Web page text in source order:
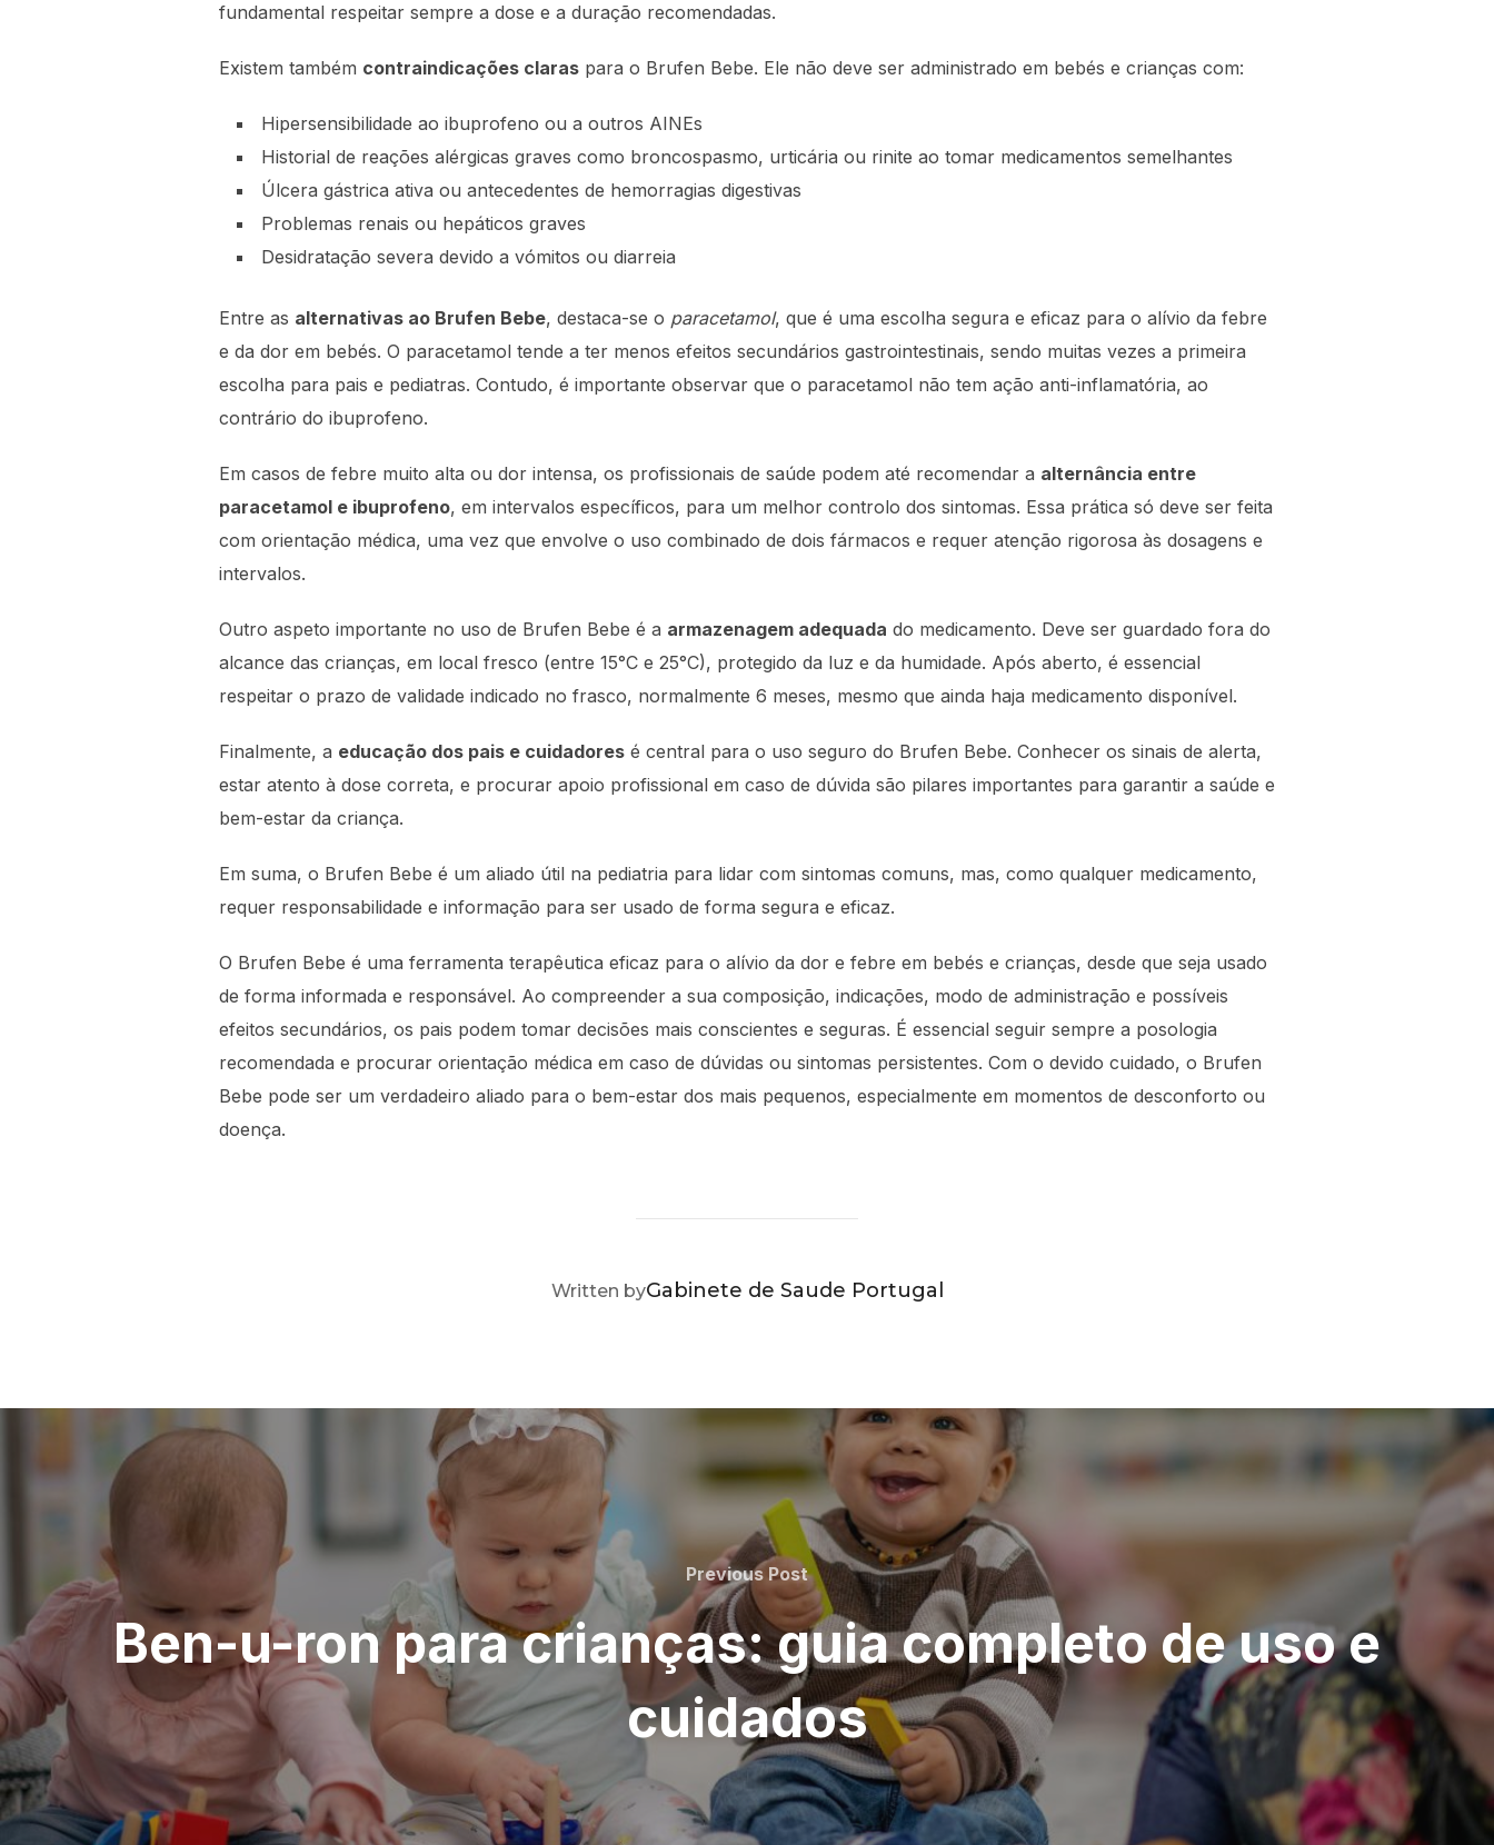
fundamental respeitar sempre a dose e a duração recomendadas.
Existem também contraindicações claras para o Brufen Bebe. Ele não deve ser administrado em bebés e crianças com:
Hipersensibilidade ao ibuprofeno ou a outros AINEs
Historial de reações alérgicas graves como broncospasmo, urticária ou rinite ao tomar medicamentos semelhantes
Úlcera gástrica ativa ou antecedentes de hemorragias digestivas
Problemas renais ou hepáticos graves
Desidratação severa devido a vómitos ou diarreia
Entre as alternativas ao Brufen Bebe, destaca-se o paracetamol, que é uma escolha segura e eficaz para o alívio da febre
e da dor em bebés. O paracetamol tende a ter menos efeitos secundários gastrointestinais, sendo muitas vezes a primeira
escolha para pais e pediatras. Contudo, é importante observar que o paracetamol não tem ação anti-inflamatória, ao
contrário do ibuprofeno.
Em casos de febre muito alta ou dor intensa, os profissionais de saúde podem até recomendar a alternância entre
paracetamol e ibuprofeno, em intervalos específicos, para um melhor controlo dos sintomas. Essa prática só deve ser feita
com orientação médica, uma vez que envolve o uso combinado de dois fármacos e requer atenção rigorosa às dosagens e
intervalos.
Outro aspeto importante no uso de Brufen Bebe é a armazenagem adequada do medicamento. Deve ser guardado fora do
alcance das crianças, em local fresco (entre 15°C e 25°C), protegido da luz e da humidade. Após aberto, é essencial
respeitar o prazo de validade indicado no frasco, normalmente 6 meses, mesmo que ainda haja medicamento disponível.
Finalmente, a educação dos pais e cuidadores é central para o uso seguro do Brufen Bebe. Conhecer os sinais de alerta,
estar atento à dose correta, e procurar apoio profissional em caso de dúvida são pilares importantes para garantir a saúde e
bem-estar da criança.
Em suma, o Brufen Bebe é um aliado útil na pediatria para lidar com sintomas comuns, mas, como qualquer medicamento,
requer responsabilidade e informação para ser usado de forma segura e eficaz.
O Brufen Bebe é uma ferramenta terapêutica eficaz para o alívio da dor e febre em bebés e crianças, desde que seja usado
de forma informada e responsável. Ao compreender a sua composição, indicações, modo de administração e possíveis
efeitos secundários, os pais podem tomar decisões mais conscientes e seguras. É essencial seguir sempre a posologia
recomendada e procurar orientação médica em caso de dúvidas ou sintomas persistentes. Com o devido cuidado, o Brufen
Bebe pode ser um verdadeiro aliado para o bem-estar dos mais pequenos, especialmente em momentos de desconforto ou
doença.
POST AUTHOR
Written byGabinete de Saude Portugal
Navegação
de
Previous
Post
Previous Post
Ben-u-ron para crianças: guia completo de uso e
cuidados